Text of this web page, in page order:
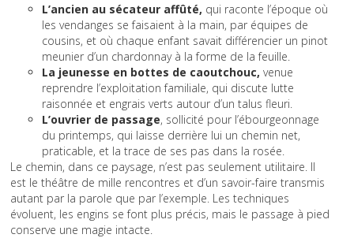
L’ancien au sécateur affûté, qui raconte l’époque où
les vendanges se faisaient à la main, par équipes de
cousins, et où chaque enfant savait différencier un pinot
meunier d’un chardonnay à la forme de la feuille.
La jeunesse en bottes de caoutchouc, venue
reprendre l’exploitation familiale, qui discute lutte
raisonnée et engrais verts autour d’un talus fleuri.
L’ouvrier de passage, sollicité pour l’ébourgeonnage
du printemps, qui laisse derrière lui un chemin net,
praticable, et la trace de ses pas dans la rosée.
Le chemin, dans ce paysage, n’est pas seulement utilitaire. Il
est le théâtre de mille rencontres et d’un savoir-faire transmis
autant par la parole que par l’exemple. Les techniques
évoluent, les engins se font plus précis, mais le passage à pied
conserve une magie intacte.